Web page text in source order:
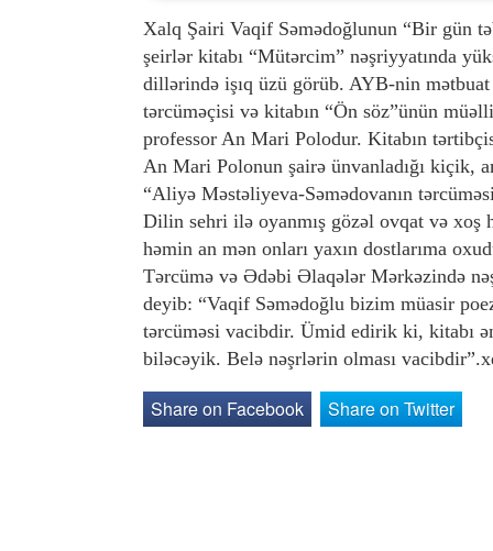
Xalq Şairi Vaqif Səmədoğlunun “Bir gün
şeirlər kitabı “Mütərcim” nəşriyyatında
dillərində işıq üzü görüb. AYB-nin
tərcüməçisi və kitabın “Ön söz”ünün
professor An Mari Polodur. Kitabın
An Mari Polonun şairə ünvanladığı kiçik,
“Aliyə Məstəliyeva-Səmədovanın
Dilin sehri ilə oyanmış gözəl ovqat və xoş
həmin an mən onları yaxın dostlarıma
Tərcümə və Ədəbi Əlaqələr Mərkəzində
deyib: “Vaqif Səmədoğlu bizim müasir
tərcüməsi vacibdir. Ümid edirik ki, kitabı
biləcəyik. Belə nəşrlərin olması
Share on Facebook Share on Twitter